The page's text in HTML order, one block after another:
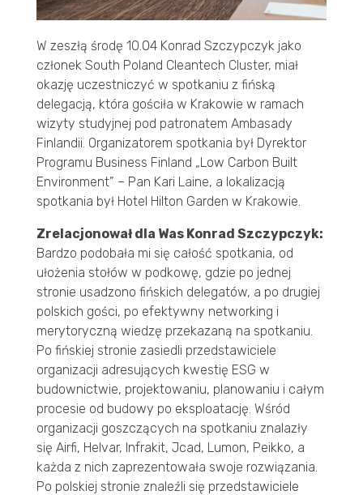
W zeszłą środę 10.04 Konrad Szczypczyk jako
członek South Poland Cleantech Cluster, miał
okazję uczestniczyć w spotkaniu z fińską
delegacją, która gościła w Krakowie w ramach
wizyty studyjnej pod patronatem Ambasady
Finlandii. Organizatorem spotkania był Dyrektor
Programu Business Finland „Low Carbon Built
Environment” – Pan Kari Laine, a lokalizacją
spotkania był Hotel Hilton Garden w Krakowie.
Zrelacjonował dla Was Konrad Szczypczyk:
Bardzo podobała mi się całość spotkania, od
ułożenia stołów w podkowę, gdzie po jednej
stronie usadzono fińskich delegatów, a po drugiej
polskich gości, po efektywny networking i
merytoryczną wiedzę przekazaną na spotkaniu.
Po fińskiej stronie zasiedli przedstawiciele
organizacji adresujących kwestię ESG w
budownictwie, projektowaniu, planowaniu i całym
procesie od budowy po eksploatację. Wśród
organizacji goszczących na spotkaniu znalazły
się Airfi, Helvar, Infrakit, Jcad, Lumon, Peikko, a
każda z nich zaprezentowała swoje rozwiązania.
Po polskiej stronie znaleźli się przedstawiciele